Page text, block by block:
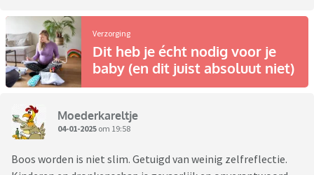
Verzorging
Dit heb je écht nodig voor je
baby (en dit juist absoluut niet)
Moederkareltje
04-01-2025 om 19:58
Boos worden is niet slim. Getuigd van weinig zelfreflectie.